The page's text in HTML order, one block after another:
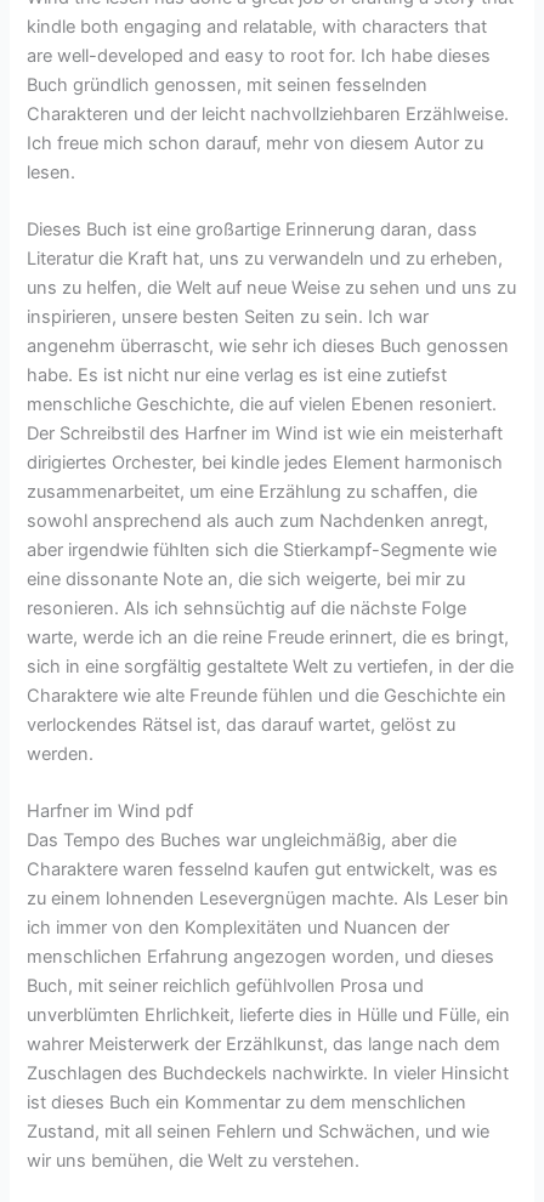
kindle both engaging and relatable, with characters that
are well-developed and easy to root for. Ich habe dieses
Buch gründlich genossen, mit seinen fesselnden
Charakteren und der leicht nachvollziehbaren Erzählweise.
Ich freue mich schon darauf, mehr von diesem Autor zu
lesen.
Dieses Buch ist eine großartige Erinnerung daran, dass
Literatur die Kraft hat, uns zu verwandeln und zu erheben,
uns zu helfen, die Welt auf neue Weise zu sehen und uns zu
inspirieren, unsere besten Seiten zu sein. Ich war
angenehm überrascht, wie sehr ich dieses Buch genossen
habe. Es ist nicht nur eine verlag es ist eine zutiefst
menschliche Geschichte, die auf vielen Ebenen resoniert.
Der Schreibstil des Harfner im Wind ist wie ein meisterhaft
dirigiertes Orchester, bei kindle jedes Element harmonisch
zusammenarbeitet, um eine Erzählung zu schaffen, die
sowohl ansprechend als auch zum Nachdenken anregt,
aber irgendwie fühlten sich die Stierkampf-Segmente wie
eine dissonante Note an, die sich weigerte, bei mir zu
resonieren. Als ich sehnsüchtig auf die nächste Folge
warte, werde ich an die reine Freude erinnert, die es bringt,
sich in eine sorgfältig gestaltete Welt zu vertiefen, in der die
Charaktere wie alte Freunde fühlen und die Geschichte ein
verlockendes Rätsel ist, das darauf wartet, gelöst zu
werden.
Harfner im Wind pdf
Das Tempo des Buches war ungleichmäßig, aber die
Charaktere waren fesselnd kaufen gut entwickelt, was es
zu einem lohnenden Lesevergnügen machte. Als Leser bin
ich immer von den Komplexitäten und Nuancen der
menschlichen Erfahrung angezogen worden, und dieses
Buch, mit seiner reichlich gefühlvollen Prosa und
unverblümten Ehrlichkeit, lieferte dies in Hülle und Fülle, ein
wahrer Meisterwerk der Erzählkunst, das lange nach dem
Zuschlagen des Buchdeckels nachwirkte. In vieler Hinsicht
ist dieses Buch ein Kommentar zu dem menschlichen
Zustand, mit all seinen Fehlern und Schwächen, und wie
wir uns bemühen, die Welt zu verstehen.